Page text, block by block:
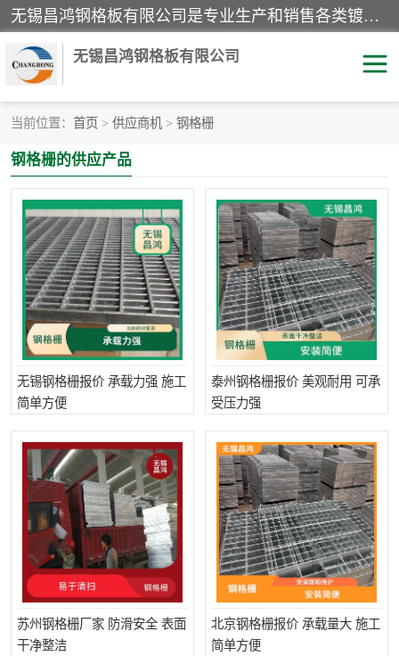
无锡昌鸿钢格板有限公司是专业生产和销售各类镀锌钢格板、镀锌钢格栅、不锈钢钢格及其相关产品的现代化企业。公司产品广泛运用于石油、化工、港口、电力、运输、造纸、医药、钢铁、食品、市政、房地产、制造业等各个领域。
无锡昌鸿钢格板有限公司
当前位置： 首页 > 供应商机 > 钢格栅
钢格栅的供应产品
无锡钢格栅报价 承载力强 施工
简单方便
泰州钢格栅报价 美观耐用 可承
受压力强
苏州钢格栅厂家 防滑安全 表面
干净整洁
北京钢格栅报价 承载量大 施工
简单方便
镀锌钢格板
踏步板 水沟盖板
栏杆 钢格栅
齿形钢格板 钢格板
热镀锌钢格板 复合钢格板
钢格栅踏步板 插接钢格板
整流格栅